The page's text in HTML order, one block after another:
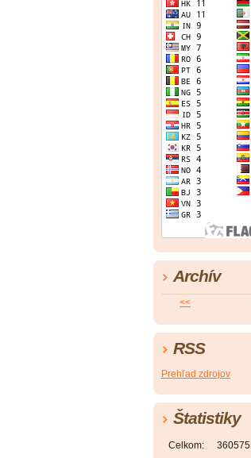
Archív
<<
RSS
Prehľad zdrojov
Štatistiky
Celkom:
360575